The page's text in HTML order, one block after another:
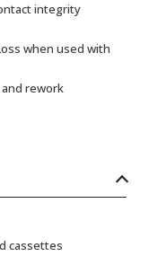
integrity
when used with
rework
cassettes